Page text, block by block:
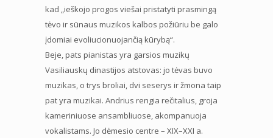
kad „ieškojo progos viešai pristatyti prasmingą
tėvo ir sūnaus muzikos kalbos požiūriu be galo
įdomiai evoliucionuojančią kūrybą“.
Beje, pats pianistas yra garsios muzikų
Vasiliauskų dinastijos atstovas: jo tėvas buvo
muzikas, o trys broliai, dvi seserys ir žmona taip
pat yra muzikai. Andrius rengia rečitalius, groja
kameriniuose ansambliuose, akompanuoja
vokalistams. Jo dėmesio centre – XIX–XXI a.